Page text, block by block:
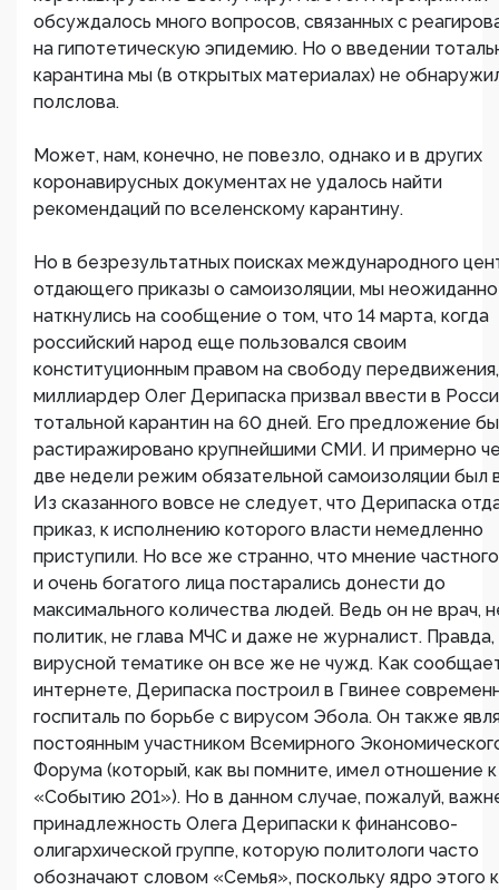
обсуждалось много вопросов, связанных с
на гипотетическую эпидемию. Но о введении
карантина мы (в открытых материалах) не
полслова.
Может, нам, конечно, не повезло, однако и в других
коронавирусных документах не удалось найти
рекомендаций по вселенскому карантину.
Но в безрезультатных поисках международного
отдающего приказы о самоизоляции, мы неожиданно
наткнулись на сообщение о том, что 14 марта, когда
российский народ еще пользовался своим
конституционным правом на свободу передвижения,
миллиардер Олег Дерипаска призвал ввести в
тотальной карантин на 60 дней. Его предложение
растиражировано крупнейшими СМИ. И примерно
две недели режим обязательной самоизоляции был
Из сказанного вовсе не следует, что Дерипаска
приказ, к исполнению которого власти немедленно
приступили. Но все же странно, что мнение
и очень богатого лица постарались донести до
максимального количества людей. Ведь он не врач,
политик, не глава МЧС и даже не журналист. Правда,
вирусной тематике он все же не чужд. Как
интернете, Дерипаска построил в Гвинее
госпиталь по борьбе с вирусом Эбола. Он также
постоянным участником Всемирного
Форума (который, как вы помните, имел отношение к
«Событию 201»). Но в данном случае, пожалуй,
принадлежность Олега Дерипаски к финансово-
олигархической группе, которую политологи часто
обозначают словом «Семья», поскольку ядро этого